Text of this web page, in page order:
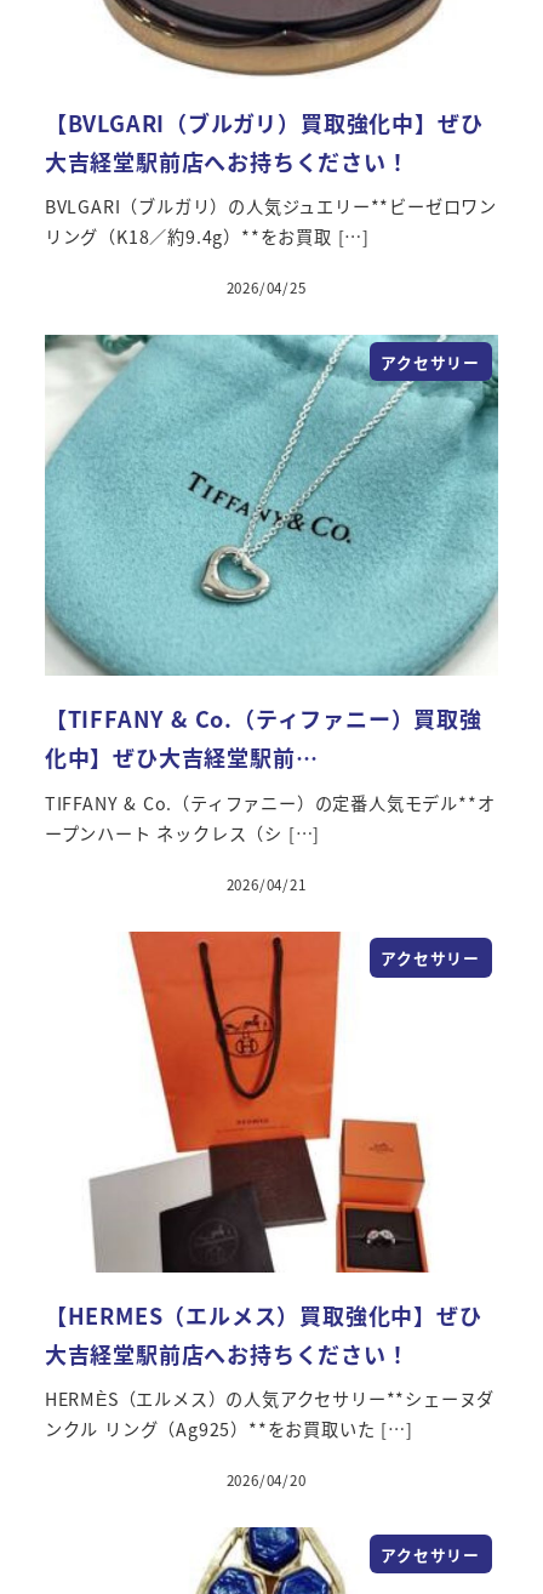
【BVLGARI（ブルガリ）買取強化中】ぜひ
大吉経堂駅前店へお持ちください！
BVLGARI（ブルガリ）の人気ジュエリー**ビーゼロワン
リング（K18／約9.4g）**をお買取 […]
2026/04/25
アクセサリー
【TIFFANY & Co.（ティファニー）買取強
化中】ぜひ大吉経堂駅前…
TIFFANY & Co.（ティファニー）の定番人気モデル**オ
ープンハート ネックレス（シ […]
2026/04/21
アクセサリー
【HERMES（エルメス）買取強化中】ぜひ
大吉経堂駅前店へお持ちください！
HERMÈS（エルメス）の人気アクセサリー**シェーヌダ
ンクル リング（Ag925）**をお買取いた […]
2026/04/20
アクセサリー